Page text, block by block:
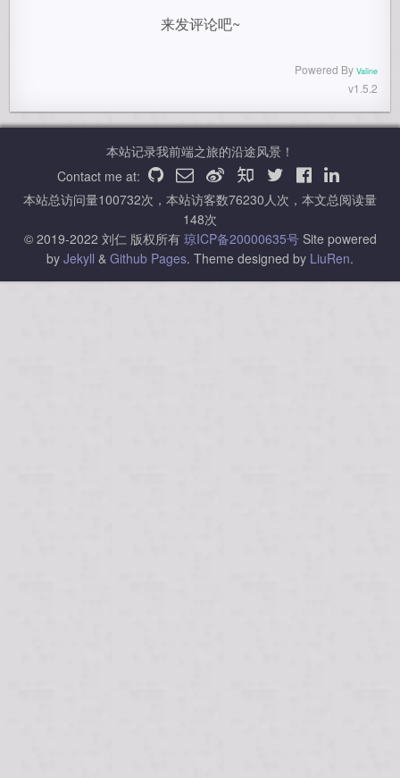
来发评论吧~
Powered By Valine
v1.5.2
本站记录我前端之旅的沿途风景！
Contact me at:
本站总访问量100732次，本站访客数76230人次，本文总阅读量
148次
© 2019-2022 刘仁 版权所有 琼ICP备20000635号 Site powered
by Jekyll & Github Pages. Theme designed by LiuRen.